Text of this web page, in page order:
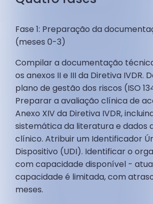
Fase 1: Preparação da
(meses 0-3)
Compilar a documentação
os anexos II e III da Diretiva IVDR.
plano de gestão dos riscos (ISO
Preparar a avaliação clínica de
Anexo XIV da Diretiva IVDR,
sistemática da literatura e dados
clínico. Atribuir um Identificador
Dispositivo (UDI). Identificar o
com capacidade disponível -
capacidade é limitada, com
meses.